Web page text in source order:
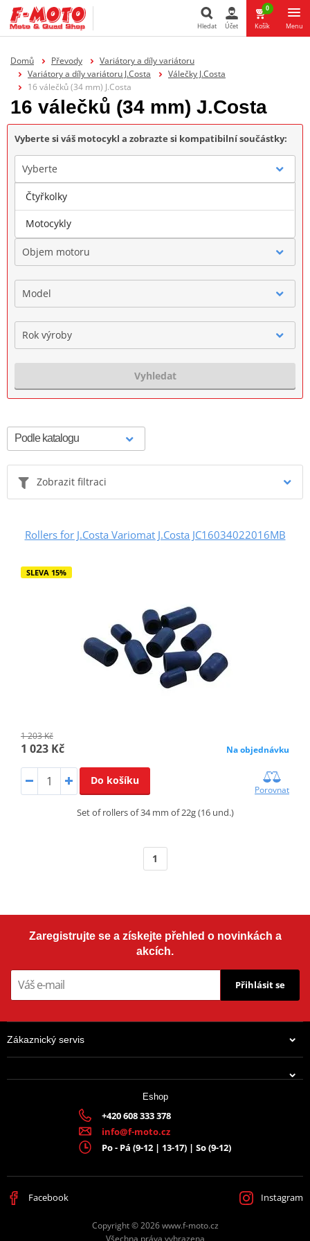
Hledat Účet
0
Košík Menu
Domů Převody
Variátory a díly variátoru
Variátory a díly variátoru J.Costa
Válečky J.Costa
16 válečků (34 mm) J.Costa
16 válečků (34 mm) J.Costa
Vyberte si váš motocykl a zobrazte si kompatibilní součástky:
Vyberte
Značka
Objem motoru
Model
Rok výroby
Vyhledat
Zobrazit filtraci
Rollers for J.Costa Variomat J.Costa JC16034022016MB
SLEVA 15%
1 203 Kč
1 023 Kč Na objednávku
Do košíku
Porovnat
Set of rollers of 34 mm of 22g (16 und.)
1
Zaregistrujte se a získejte přehled o novinkách a
akcích.
Přihlásit se
Zákaznický servis
Eshop
+420 608 333 378
info@f-moto.cz
Po - Pá (9-12 | 13-17) | So (9-12)
Facebook Instagram
Copyright © 2026 www.f-moto.cz
Čtyřkolky
Motocykly